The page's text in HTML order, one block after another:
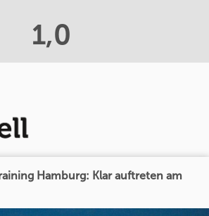
1,0
Hamburg: Klar auftreten am